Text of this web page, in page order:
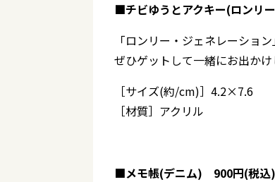
■チビゆうとアクキー(ロンリ
「ロンリー・ジェネレーショ
ぜひゲットして一緒にお出か
［サイズ(約/cm)］4.2×7.6
［材質］アクリル
■メモ帳(デニム) 900円(税込)